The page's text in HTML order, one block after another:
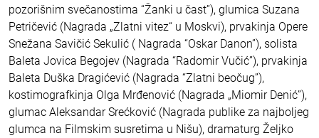
pozorišnim svečanostima “Žanki u čast”), glumica Suzana
Petričević (Nagrada „Zlatni vitez“ u Moskvi), prvakinja Opere
Snežana Savičić Sekulić ( Nagrada “Oskar Danon”), solista
Baleta Jovica Begojev (Nagrada “Radomir Vučić”), prvakinja
Baleta Duška Dragićević (Nagrada “Zlatni beočug”),
kostimografkinja Olga Mrđenović (Nagrada „Miomir Denić”),
glumac Aleksandar Srećković (Nagrada publike za najboljeg
glumca na Filmskim susretima u Nišu), dramaturg Željko